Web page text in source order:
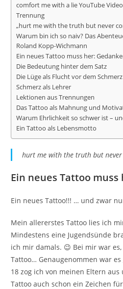
comfort me with a lie YouTube Video
Trennung
„hurt me with the truth but never
Warum bin ich so naiv? Das
Roland Kopp-Wichmann
Ein neues Tattoo muss her:
Die Bedeutung hinter dem Satz
Die Lüge als Flucht vor dem Schmerz
Schmerz als Lehrer
Lektionen aus Trennungen
Das Tattoo als Mahnung und
Warum Ehrlichkeit so schwer ist –
Ein Tattoo als Lebensmotto
hurt me with the truth but
Ein neues Tattoo muss
Ein neues Tattoo!!! … und zwar
Mein allererstes Tattoo lies ich
Mindestens eine Jugendsünde
ich mir damals. 😉 Bei mir war
Tattoo… Genaugenommen war
18 zog ich von meinen Eltern
Tattoo auch schon ein Zeichen